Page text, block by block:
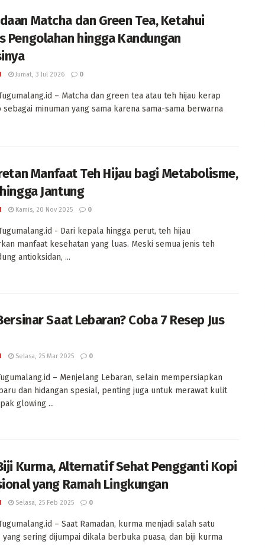
Matcha dan Green Tea, Ketahui
Pengolahan hingga Kandungan
Jumat, 3 Jul 2026 0
– Matcha dan green tea atau teh hijau kerap
sebagai minuman yang sama karena sama-sama berwarna
Manfaat Teh Hijau bagi Metabolisme,
Jantung
Kamis, 20 Nov 2025 0
- Dari kepala hingga perut, teh hijau
manfaat kesehatan yang luas. Meski semua jenis teh
antioksidan, ...
Saat Lebaran? Coba 7 Resep Jus
Selasa, 25 Mar 2025 0
– Menjelang Lebaran, selain mempersiapkan
dan hidangan spesial, penting juga untuk merawat kulit
glowing ...
Kurma, Alternatif Sehat Pengganti Kopi
yang Ramah Lingkungan
Selasa, 25 Feb 2025 0
– Saat Ramadan, kurma menjadi salah satu
yang sering dijumpai dikala berbuka puasa, dan biji kurma